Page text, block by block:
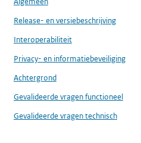
Release- en versiebeschrijving
Interoperabiliteit
Privacy- en informatiebeveiliging
Achtergrond
Gevalideerde vragen functioneel
Gevalideerde vragen technisch